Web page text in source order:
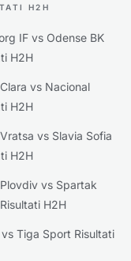
H2H
IF vs Odense BK
H2H
vs Nacional
H2H
vs Slavia Sofia
H2H
vs Spartak
H2H
Tiga Sport Risultati